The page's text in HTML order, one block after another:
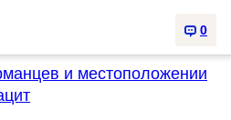
0
и местоположении